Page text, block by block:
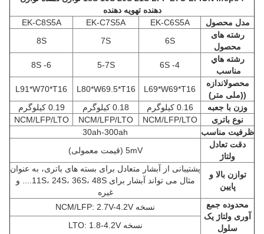
دهنده تهویه دهنده
مدل محصول
EK-C6S5A
EK-C7S5A
EK-C8S5A
رشته های
محصول
6S
7S
8S
رشته هاي
مناسب
4- 6S
5-7S
6- 8S
محصولاندازه
((ملی متر)
L69*W69*T16
L80*W69.5*T16
L91*W70*T16
وزن با جعبه
0.16 کيلوگرم 0.18 کيلوگرم
0.19 کيلوگرم
نوع باتری
NCM/LFP/LTO
NCM/LFP/LTO
NCM/LFP/LTO
ظرفیت مناسب
30ah-300ah
دقت تعادل
ولتاژ
5mV (قیمت معمولی)
توازن بالا و
پایین
پشتیبانی از آبشار متعادل برای بسته های باتری، به عنوان
مثال می تواند آبشار برای 11S، 24S، 36S، 48S.... و
غیره
محدوده جمع
آوری ولتاژ یک
سلول
نسخه NCM/LFP: 2.7V-4.2V
نسخه LTO: 1.8-4.2V